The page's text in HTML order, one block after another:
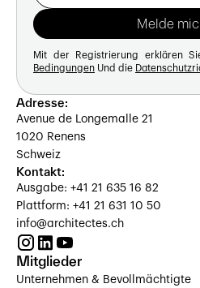
Mit der Registrierung erklären
Bedingungen Und die
Adresse:
Avenue de Longemalle 21
1020 Renens
Schweiz
Kontakt:
Ausgabe: +41 21 635 16 82
Plattform: +41 21 631 10 50
info@architectes.ch
Mitglieder
Unternehmen & Bevollmächtigte